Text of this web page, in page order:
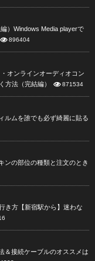
）Windows Media playerで
896404
オンラインオーディオコン
方法（完結編）
871534
ルムを誰でも必ず綺麗に貼る
ンの部位の種類と注文のとき
き方【新宿駅から】迷わな
＆接続ケーブルのオススメは